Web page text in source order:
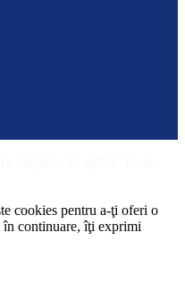
cookies pentru a-ţi oferi o
în continuare, îţi exprimi